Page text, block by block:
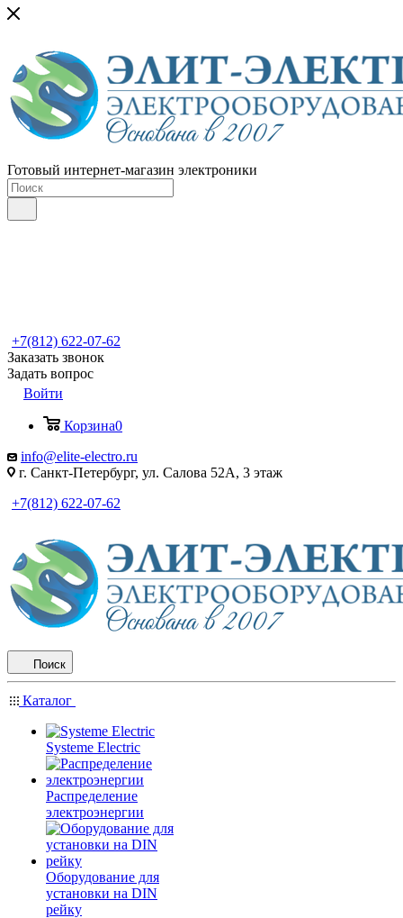
Готовый интернет-магазин электроники
+7(812) 622-07-62
Заказать звонок
Задать вопрос
Войти
Корзина0
info@elite-electro.ru
г. Санкт-Петербург, ул. Салова 52А, 3 этаж
+7(812) 622-07-62
Поиск
Каталог
Systeme Electric
Распределение
электроэнергии
Оборудование для
установки на DIN
рейку